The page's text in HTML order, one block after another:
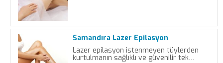
Samandıra Lazer Epilasyon
Lazer epilasyon istenmeyen tüylerden
kurtulmanın sağlıklı ve güvenilir tek…